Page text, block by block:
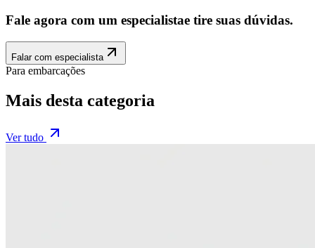
Fale agora com um especialistae tire suas dúvidas.
Falar com especialista
Para embarcações
Mais desta categoria
Ver tudo